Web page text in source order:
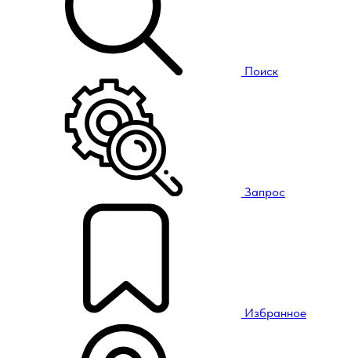
Поиск
Запрос
Избранное